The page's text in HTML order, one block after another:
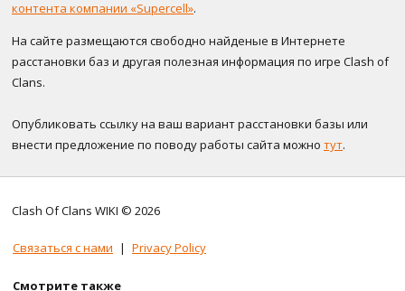
контента компании «Supercell».
На сайте размещаются свободно найденые в Интернете
расстановки баз и другая полезная информация по игре Clash of
Clans.
Опубликовать ссылку на ваш вариант расстановки базы или
внести предложение по поводу работы сайта можно тут.
Clash Of Clans WIKI © 2026
Связаться с нами | Privacy Policy
Смотрите также